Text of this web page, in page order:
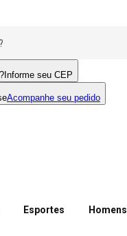
Informe seu CEP
Acompanhe seu pedido
Esportes Homens